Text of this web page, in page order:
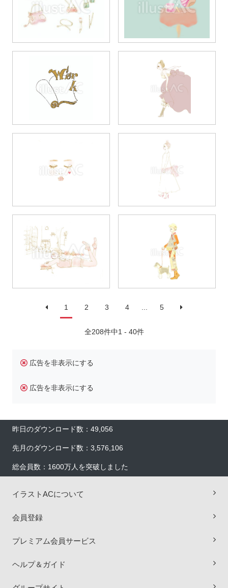
1 2 3 4 5
全208件中1 - 40件
広告を非表示にする
広告を非表示にする
昨日のダウンロード数：49,056
先月のダウンロード数：3,576,106
総会員数：1600万人を突破しました
イラストACについて
会員登録
プレミアム会員サービス
ヘルプ＆ガイド